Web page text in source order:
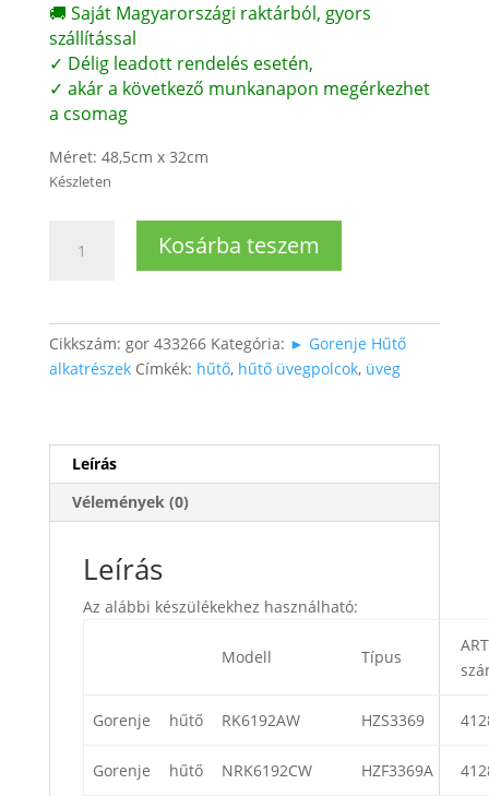
🚚 Saját Magyarországi raktárból, gyors
szállítással
✓ Délig leadott rendelés esetén,
✓ akár a következő munkanapon megérkezhet
a csomag
Méret: 48,5cm x 32cm
Készleten
üvegpolc
Kosárba teszem
Cikkszám: gor 433266 Kategória: ► Gorenje Hűtő
alkatrészek Címkék: hűtő, hűtő üvegpolcok, üveg
Leírás
Vélemények (0)
Leírás
Az alábbi készülékekhez használható:
Modell Típus
ART
Gorenje hűtő RK6192AW HZS3369
Gorenje hűtő NRK6192CW HZF3369A